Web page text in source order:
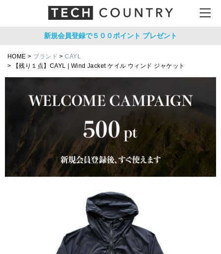
新規会員登録で５００ポイント プレゼント
HOME ブランド
CAYL
【残り１点】CAYL | Wind Jacket ケイル ウィンド ジャケット